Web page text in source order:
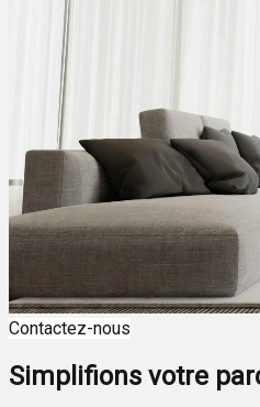
Contactez-nous
Simplifions votre